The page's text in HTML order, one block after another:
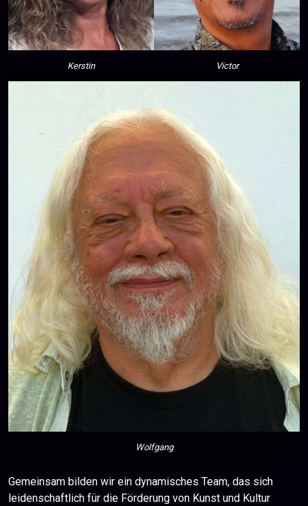
Kerstin Victor
Wolfgang
Gemeinsam bilden wir ein dynamisches Team, das sich
leidenschaftlich für die Förderung von Kunst und Kultur